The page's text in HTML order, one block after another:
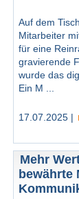
Auf dem
Mitarbeiter
für eine
gravierende
wurde das
Ein M ...
17.07.2025 |
Mehr
bewährte